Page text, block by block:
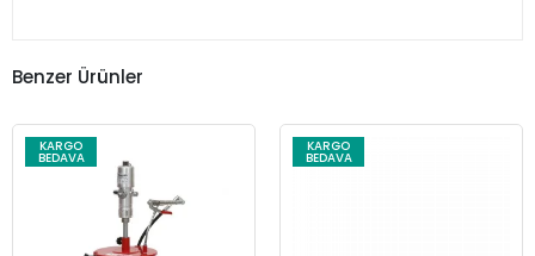
Benzer Ürünler
KARGO
BEDAVA
KARGO
BEDAVA